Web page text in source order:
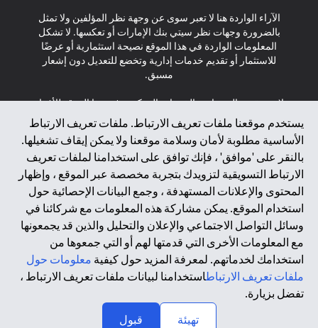
يستخدم موقعنا ملفات تعريف الارتباط. ملفات تعريف الارتباط
الأساسية مطلوبة لأمان وسلامة موقعنا ولا يمكن إيقاف تشغيلها.
بالنقر على 'موافق' ، فإنك توافق على استخدامنا لملفات تعريف
الارتباط التسويقية لتزويدك بتجربة مخصصة عبر الموقع ، وإظهار
المحتوى والإعلانات المستهدفة ، وجمع البيانات الإحصائية حول
استخدام الموقع. يمكن مشاركة هذه المعلومات مع شركائنا في
وسائل التواصل الاجتماعي والإعلان والتحليل والذين قد يجمعونها
مع المعلومات الأخرى التي قدمتها لهم أو التي جمعوها من
استخدامك لخدماتهم. لمعرفة المزيد حول كيفية معلومات حول
ملفات تعريف الارتباطاستخدامنا لبيانات ملفات تعريف الارتباط ،
تفضل بزيارة.
تهيئة
قبول
الآراء الواردة هنا لا تعبر سوى عن وجهة نظر المؤلفين ولا تمثل
بالضرورة وجهات نظر سيتي بنك الإمارات أو تعكسها. لا تشكل
المعلومات الواردة في هذا الموقع نصيحة استثمارية أو عرضًا
للاستثمار أو تقديم خدمات إدارية وتخضع للتعديل دون إشعار
مسبق.
لا يتم تقديم المنتجات والخدمات المذكورة في هذا الموقع للأفراد
المقيمين في الاتحاد الأوروبي أو المنطقة الاقتصادية الأوروبية أو
سويسرا أو غيرنسي أو جيرسي أو موناكو أو سان مارينو أو
الفاتيكان أو جزيرة مان أو المملكة المتحدة أو خصوصية البيانات
(لائحة حماية البيانات العامة \ قانون حماية البيانات الشخصية
العامة \ قانون خصوصية نيوزيلندا). المحتوى الموجود في هذه
الصفحة ليس ولا ينبغي تفسيره على أنه عرض أو دعوة أو دعوة
لشراء أو بيع أي من المنتجات والخدمات المذكورة هنا لمثل هؤلاء
الأفراد.
*GDPR – اللائحة العامة لحماية البيانات؛ * LGPD – Lei Geral de
Proteção de Dados Pessoais ; *NZPA – قانون الخصوصية
النيوزيلندي
2025 citibank.ae